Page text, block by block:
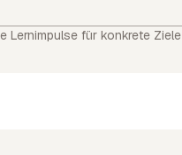
Lernimpulse für konkrete Ziele